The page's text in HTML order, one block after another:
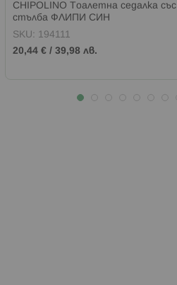
CHIPOLINO Тоалетна седалка със
стълба ФЛИПИ СИН
SKU: 194111
20,44 € / 39,98 лв.